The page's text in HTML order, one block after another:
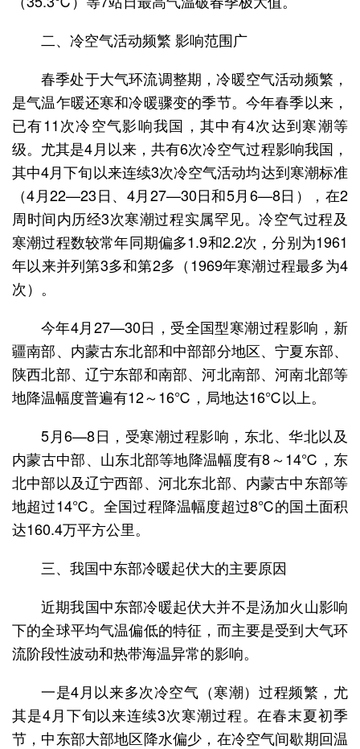
二、冷空气活动频繁 影响范围广
春季处于大气环流调整期，冷暖空气活动频繁，
是气温乍暖还寒和冷暖骤变的季节。今年春季以来，
已有11次冷空气影响我国，其中有4次达到寒潮等
级。尤其是4月以来，共有6次冷空气过程影响我国，
其中4月下旬以来连续3次冷空气活动均达到寒潮标准
（4月22—23日、4月27—30日和5月6—8日），在2
周时间内历经3次寒潮过程实属罕见。冷空气过程及
寒潮过程数较常年同期偏多1.9和2.2次，分别为1961
年以来并列第3多和第2多（1969年寒潮过程最多为4
次）。
今年4月27—30日，受全国型寒潮过程影响，新
疆南部、内蒙古东北部和中部部分地区、宁夏东部、
陕西北部、辽宁东部和南部、河北南部、河南北部等
地降温幅度普遍有12～16℃，局地达16℃以上。
5月6—8日，受寒潮过程影响，东北、华北以及
内蒙古中部、山东北部等地降温幅度有8～14℃，东
北中部以及辽宁西部、河北东北部、内蒙古中东部等
地超过14℃。全国过程降温幅度超过8℃的国土面积
达160.4万平方公里。
三、我国中东部冷暖起伏大的主要原因
近期我国中东部冷暖起伏大并不是汤加火山影响
下的全球平均气温偏低的特征，而主要是受到大气环
流阶段性波动和热带海温异常的影响。
一是4月以来多次冷空气（寒潮）过程频繁，尤
其是4月下旬以来连续3次寒潮过程。在春末夏初季
节，中东部大部地区降水偏少，在冷空气间歇期回温